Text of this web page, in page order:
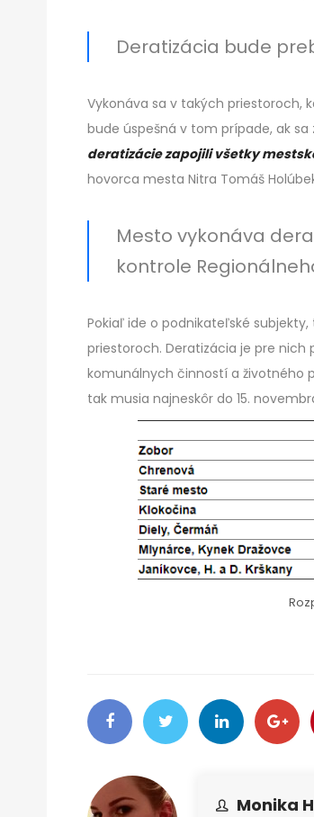
Deratizácia bude
Vykonáva sa v takých priestoroch,
bude úspešná v tom prípade, ak
deratizácie zapojili všetky
hovorca mesta Nitra Tomáš
Mesto vykonáva
kontrole
Pokiaľ ide o podnikateľské
priestoroch. Deratizácia je pre nich
komunálnych činností a životného
tak musia najneskôr do 15.
Monika